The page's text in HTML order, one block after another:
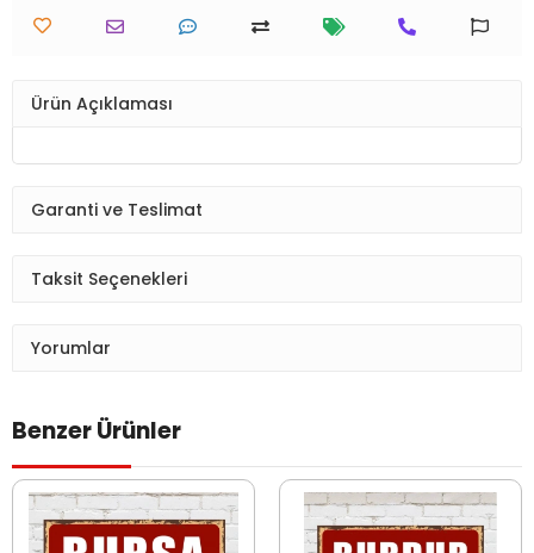
Ürün Açıklaması
Garanti ve Teslimat
Taksit Seçenekleri
Yorumlar
Benzer Ürünler